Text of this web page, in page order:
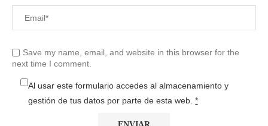
Save my name, email, and website in this browser for the
next time I comment.
Al usar este formulario accedes al almacenamiento y
gestión de tus datos por parte de esta web. *